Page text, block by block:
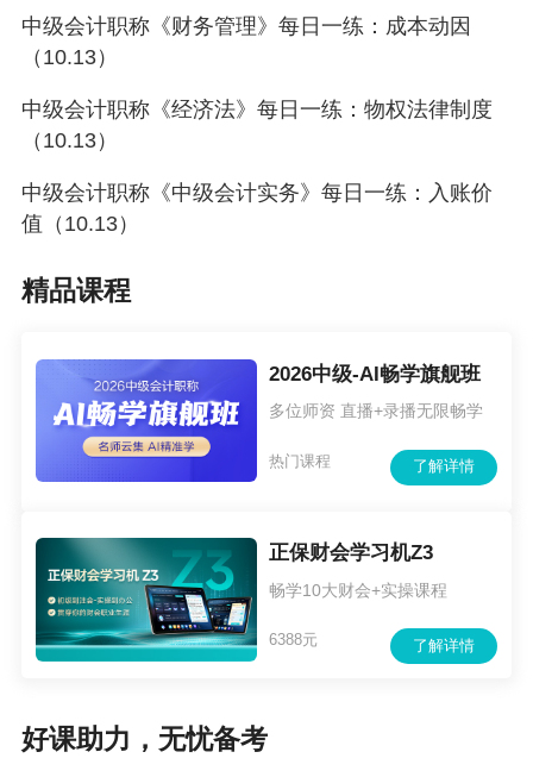
大悟。
课，想听哪个老师课程就听哪个，不再纠结，而
且三科联报狠划算，还在无纸化模拟系统，太划
算！点击购课>>
中级会计职称《财务管理》每日一练：成本动因
（10.13）
中级会计职称《经济法》每日一练：物权法律制度
（10.13）
中级会计职称《中级会计实务》每日一练：入账价
值（10.13）
精品课程
2026中级-AI畅学旗舰班
多位师资 直播+录播无限畅学
了解详情
热门课程
正保财会学习机Z3
畅学10大财会+实操课程
了解详情
6388元
好课助力，无忧备考